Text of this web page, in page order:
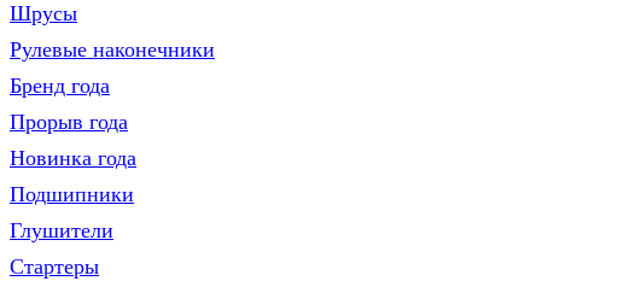
Шрусы
Рулевые наконечники
Бренд года
Прорыв года
Новинка года
Подшипники
Глушители
Стартеры